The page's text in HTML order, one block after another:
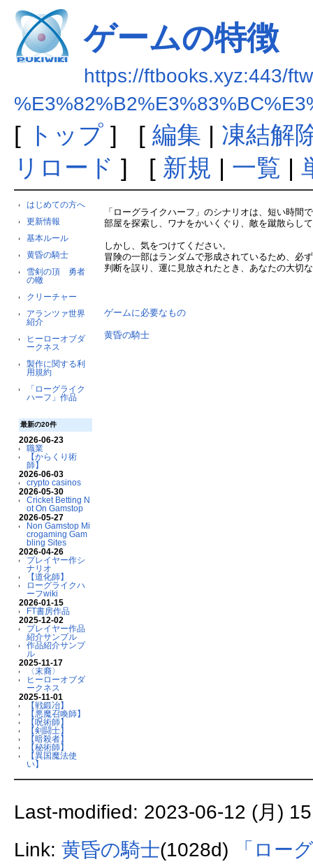
ゲームの特徴
https://ftbooks.xyz:443/
[ トップ] [ 編集 | 凍結解
リロード ] [ 新規 | 一覧 |
はじめての方へ
更新情報
基本ルール
黄昏の騎士
雪剣の頂 勇者
の轍
クリーチャー
アランツァ世界
紹介
ヒーローオブダ
ークネス
製作に関する利
用規約
「ローグライク
ハーフ」作品
最新の20件
2026-06-23
職業
【からくり術
師】
2026-06-03
crypto casinos
2026-05-30
Cricket Betting N
ot On Gamstop
2026-05-27
Non Gamstop Mi
crogaming Gam
bling Sites
2026-04-26
プレイヤー作シ
ナリオ
【道化師】
ローグライクハ
ーフwiki
2026-01-15
FT書房作品
2025-12-02
プレイヤー作品
紹介サンプル
作品紹介サンプ
ル
2025-11-17
〈末裔〉
ヒーローオブダ
ークネス
2025-11-01
【戦鍛冶】
【悪魔召喚師】
【呪術師】
【剣闘士】
【暗殺者】
【秘術師】
【異国魔法使
い】
「ローグライクハーフ」のシナリオは、短い時間
部屋を探索し、ワナをかいくぐり、敵を蹴散らし
しかし、気をつけてください。
冒険の一部はランダムで形成されているため、必
判断を誤り、運に見放されたとき、あなたの大切
ゲームに必要なもの
黄昏の騎士
Last-modified: 2023-06-12 (月)
Link: 黄昏の騎士(1028d)
「ロー